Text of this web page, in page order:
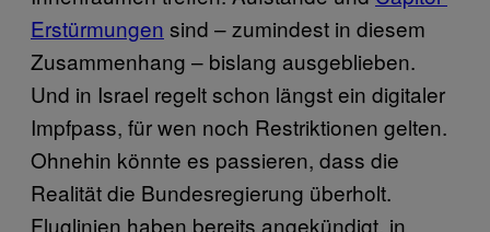
Erstürmungen sind – zumindest in diesem
Zusammenhang – bislang ausgeblieben.
Und in Israel regelt schon längst ein digitaler
Impfpass, für wen noch Restriktionen gelten.
Ohnehin könnte es passieren, dass die
Realität die Bundesregierung überholt.
Fluglinien haben bereits angekündigt, in